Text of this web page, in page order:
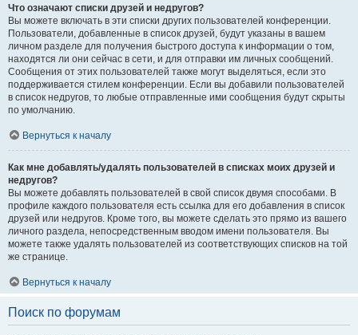
Что означают списки друзей и недругов?
Вы можете включать в эти списки других пользователей конференции.
Пользователи, добавленные в список друзей, будут указаны в вашем
личном разделе для получения быстрого доступа к информации о том,
находятся ли они сейчас в сети, и для отправки им личных сообщений.
Сообщения от этих пользователей также могут выделяться, если это
поддерживается стилем конференции. Если вы добавили пользователей
в список недругов, то любые отправленные ими сообщения будут скрыты
по умолчанию.
Вернуться к началу
Как мне добавлять/удалять пользователей в списках моих друзей и
недругов?
Вы можете добавлять пользователей в свой список двумя способами. В
профиле каждого пользователя есть ссылка для его добавления в список
друзей или недругов. Кроме того, вы можете сделать это прямо из вашего
личного раздела, непосредственным вводом имени пользователя. Вы
можете также удалять пользователей из соответствующих списков на той
же странице.
Вернуться к началу
Поиск по форумам